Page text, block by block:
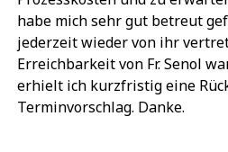
habe mich sehr gut betreut
jederzeit wieder von ihr
Erreichbarkeit von Fr. Senol
erhielt ich kurzfristig eine
Terminvorschlag. Danke.